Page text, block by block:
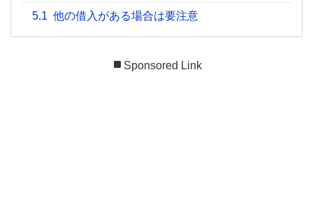
5.1 他の借入がある場合は要注意
Sponsored Link